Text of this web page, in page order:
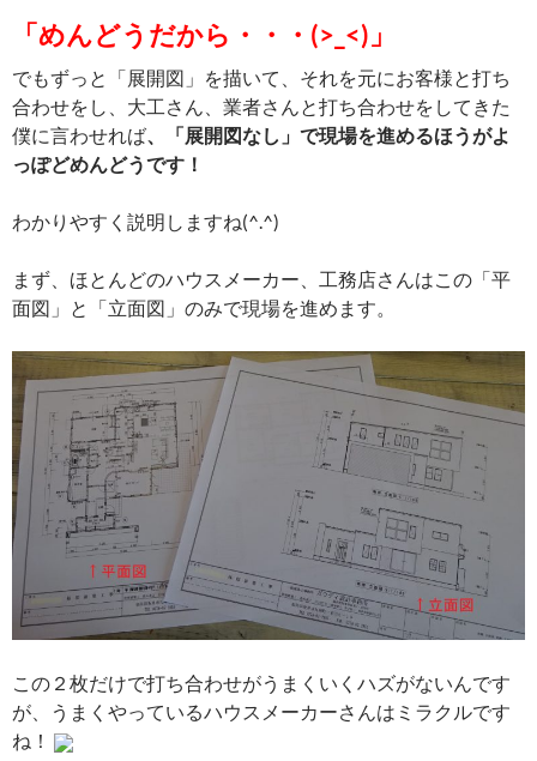
「めんどうだから・・・(>_<)」
でもずっと「展開図」を描いて、それを元にお客様と打ち
合わせをし、大工さん、業者さんと打ち合わせをしてきた
僕に言わせれば、「展開図なし」で現場を進めるほうがよ
っぽどめんどうです！
わかりやすく説明しますね(^.^)
まず、ほとんどのハウスメーカー、工務店さんはこの「平
面図」と「立面図」のみで現場を進めます。
この２枚だけで打ち合わせがうまくいくハズがないんです
が、うまくやっているハウスメーカーさんはミラクルです
ね！